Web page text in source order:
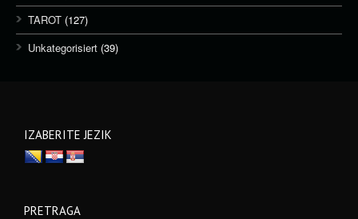
TAROT (127)
Unkategorisiert (39)
IZABERITE JEZIK
PRETRAGA